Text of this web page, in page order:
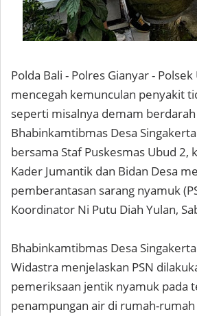
Polda Bali - Polres Gianyar - Polsek
mencegah kemunculan penyakit
seperti misalnya demam
Bhabinkamtibmas Desa
bersama Staf Puskesmas Ubud 2,
Kader Jumantik dan Bidan Desa
pemberantasan sarang nyamuk
Koordinator Ni Putu Diah Yulan,
Bhabinkamtibmas Desa
Widastra menjelaskan PSN
pemeriksaan jentik nyamuk pada
penampungan air di rumah-rumah